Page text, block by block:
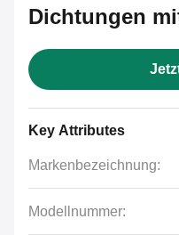
Dichtungen
Key Attributes
Markenbezeichnung:
Modellnummer: